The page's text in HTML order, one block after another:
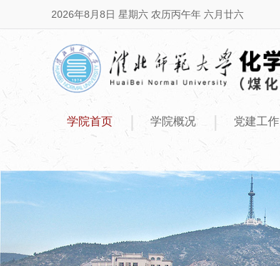
2026年8月8日 星期六 农历丙午年 六月廿六
学院首页 | 学院概况 | 党建工作